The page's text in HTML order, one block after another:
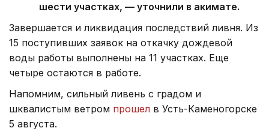
шести участках, — уточнили в акимате.
Завершается и ликвидация последствий ливня. Из
15 поступивших заявок на откачку дождевой
воды работы выполнены на 11 участках. Еще
четыре остаются в работе.
Напомним, сильный ливень с градом и
шквалистым ветром прошел в Усть-Каменогорске
5 августа.